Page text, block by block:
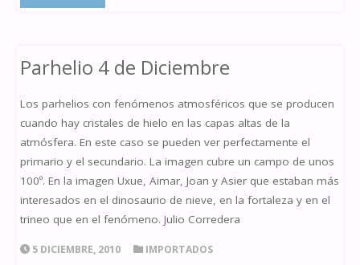
2010
Parhelio 4 de Diciembre
Los parhelios con fenómenos atmosféricos que se producen
cuando hay cristales de hielo en las capas altas de la
atmósfera. En este caso se pueden ver perfectamente el
primario y el secundario. La imagen cubre un campo de unos
100º. En la imagen Uxue, Aimar, Joan y Asier que estaban más
interesados en el dinosaurio de nieve, en la fortaleza y en el
trineo que en el fenómeno. Julio Corredera
5 DICIEMBRE, 2010 IMPORTADOS